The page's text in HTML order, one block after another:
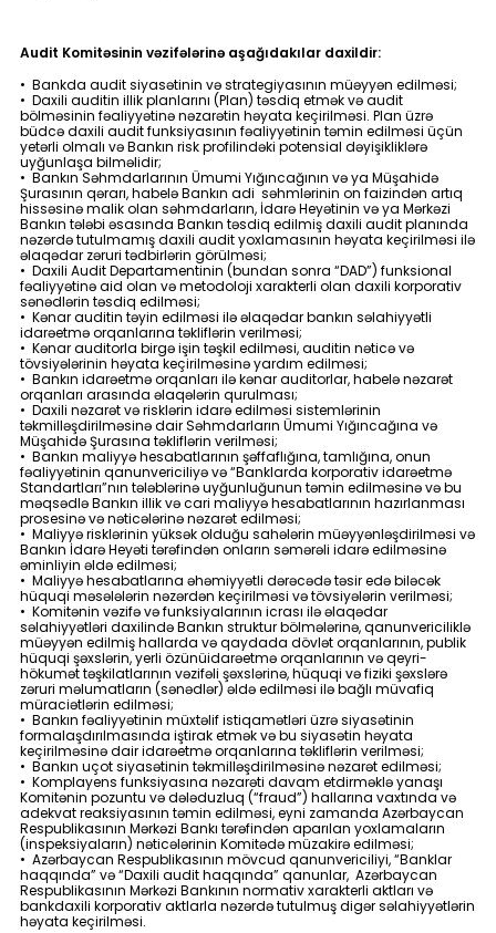
Audit Komitəsinin vəzifələrinə aşağıdakılar daxildir:
• Bankda audit siyasətinin və strategiyasının müəyyən edilməsi;
• Daxili auditin illik planlarını (Plan) təsdiq etmək və audit
bölməsinin fəaliyyətinə nəzarətin həyata keçirilməsi. Plan üzrə
büdcə daxili audit funksiyasının fəaliyyətinin təmin edilməsi üçün
yetərli olmalı və Bankın risk profilindəki potensial dəyişikliklərə
uyğunlaşa bilməlidir;
• Bankın Səhmdarlarının Ümumi Yığıncağının və ya Müşahidə
Şurasının qərarı, habelə Bankın adi səhmlərinin on faizindən artıq
hissəsinə malik olan səhmdarların, İdarə Heyətinin və ya Mərkəzi
Bankın tələbi əsasında Bankın təsdiq edilmiş daxili audit planında
nəzərdə tutulmamış daxili audit yoxlamasının həyata keçirilməsi ilə
əlaqədar zəruri tədbirlərin görülməsi;
• Daxili Audit Departamentinin (bundan sonra “DAD”) funksional
fəaliyyətinə aid olan və metodoloji xarakterli olan daxili korporativ
sənədlərin təsdiq edilməsi;
• Kənar auditin təyin edilməsi ilə əlaqədar bankın səlahiyyətli
idarəetmə orqanlarına təkliflərin verilməsi;
• Kənar auditorla birgə işin təşkil edilməsi, auditin nəticə və
tövsiyələrinin həyata keçirilməsinə yardım edilməsi;
• Bankın idarəetmə orqanları ilə kənar auditorlar, habelə nəzarət
orqanları arasında əlaqələrin qurulması;
• Daxili nəzarət və risklərin idarə edilməsi sistemlərinin
təkmilləşdirilməsinə dair Səhmdarların Ümumi Yığıncağına və
Müşahidə Şurasına təkliflərin verilməsi;
• Bankın maliyyə hesabatlarının şəffaflığına, tamlığına, onun
fəaliyyətinin qanunvericiliyə və “Banklarda korporativ idarəetmə
Standartları”nın tələblərinə uyğunluğunun təmin edilməsinə və bu
məqsədlə Bankın illik və cari maliyyə hesabatlarının hazırlanması
prosesinə və nəticələrinə nəzarət edilməsi;
• Maliyyə risklərinin yüksək olduğu sahələrin müəyyənləşdirilməsi və
Bankın İdarə Heyəti tərəfindən onların səmərəli idarə edilməsinə
əminliyin əldə edilməsi;
• Maliyyə hesabatlarına əhəmiyyətli dərəcədə təsir edə biləcək
hüquqi məsələlərin nəzərdən keçirilməsi və tövsiyələrin verilməsi;
• Komitənin vəzifə və funksiyalarının icrası ilə əlaqədar
səlahiyyətləri daxilində Bankın struktur bölmələrinə, qanunvericiliklə
müəyyən edilmiş hallarda və qaydada dövlət orqanlarının, publik
hüquqi şəxslərin, yerli özünüidarəetmə orqanlarının və qeyri-
hökumət təşkilatlarının vəzifəli şəxslərinə, hüquqi və fiziki şəxslərə
zəruri məlumatların (sənədlər) əldə edilməsi ilə bağlı müvafiq
müraciətlərin edilməsi;
• Bankın fəaliyyətinin müxtəlif istiqamətləri üzrə siyasətinin
formalaşdırılmasında iştirak etmək və bu siyasətin həyata
keçirilməsinə dair idarəetmə orqanlarına təkliflərin verilməsi;
• Bankın uçot siyasətinin təkmilləşdirilməsinə nəzarət edilməsi;
• Komplayens funksiyasına nəzarəti davam etdirməklə yanaşı
Komitənin pozuntu və dələduzluq (“fraud”) hallarına vaxtında və
adekvat reaksiyasının təmin edilməsi, eyni zamanda Azərbaycan
Respublikasının Mərkəzi Bankı tərəfindən aparılan yoxlamaların
(inspeksiyaların) nəticələrinin Komitədə müzakirə edilməsi;
• Azərbaycan Respublikasının mövcud qanunvericiliyi, “Banklar
haqqında” və “Daxili audit haqqında” qanunlar, Azərbaycan
Respublikasının Mərkəzi Bankının normativ xarakterli aktları və
bankdaxili korporativ aktlarla nəzərdə tutulmuş digər səlahiyyətlərin
həyata keçirilməsi.